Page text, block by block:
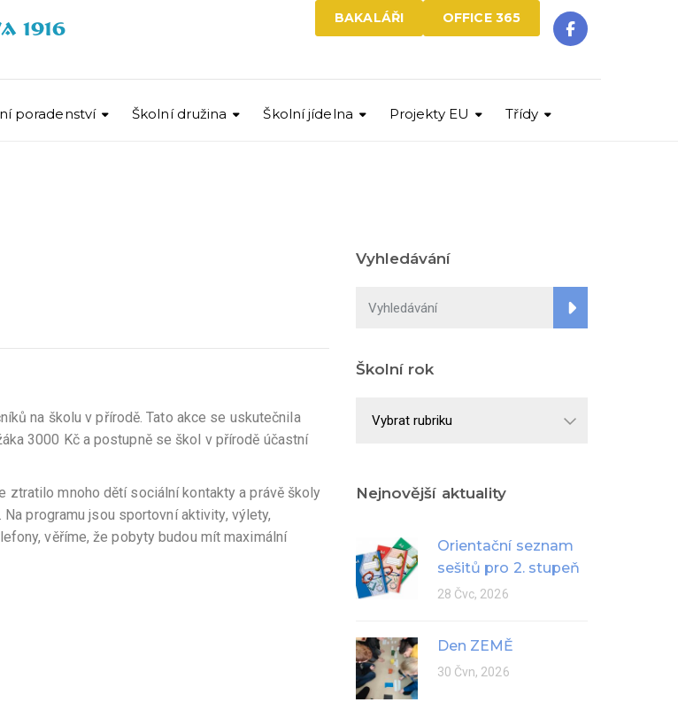
OFFICE 365
BAKALÁŘI
poradenství Školní družina Školní jídelna Projekty EU Třídy
na školu v přírodě. Tato akce se uskutečnila
3000 Kč a postupně se škol v přírodě účastní
ztratilo mnoho dětí sociální kontakty a právě školy
programu jsou sportovní aktivity, výlety,
věříme, že pobyty budou mít maximální
Vyhledávání
Školní rok
Nejnovější aktuality
Orientační seznam
sešitů pro 2. stupeň
28 Čvc, 2026
Den ZEMĚ
30 Čvn, 2026